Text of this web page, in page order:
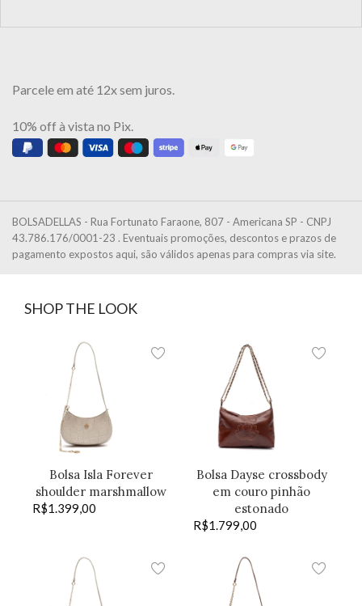
Parcele em até 12x sem juros.
10% off à vista no Pix.
BOLSADELLAS - Rua Fortunato Faraone, 807 - Americana SP - CNPJ
43.786.176/0001-23 . Eventuais promoções, descontos e prazos de
pagamento expostos aqui, são válidos apenas para compras via site.
SHOP THE LOOK
Bolsa Isla Forever
shoulder marshmallow
R$1.399,00
Bolsa Dayse crossbody
em couro pinhão
estonado
R$1.799,00